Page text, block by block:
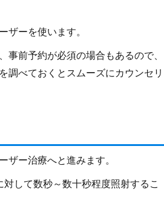
ザーを使います。
事前予約が必須の場合もあるので、
調べておくとスムーズにカウンセリ
ザー治療へと進みます。
して数秒～数十秒程度照射するこ